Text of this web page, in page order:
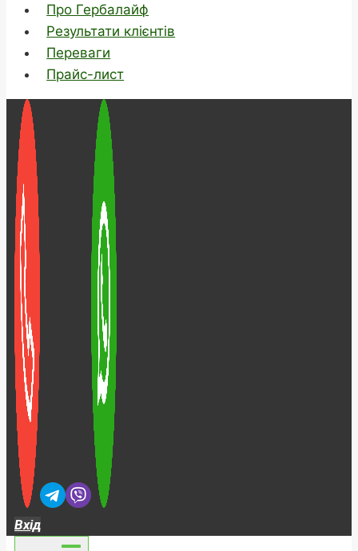
Про Гербалайф
Результати клієнтів
Переваги
Прайс-лист
Вхід